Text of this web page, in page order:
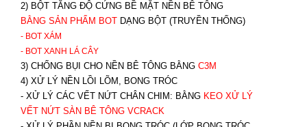
2) BỘT TĂNG ĐỘ CỨNG BỀ MẶT NỀN BÊ TÔNG
BẰNG SẢN PHẨM BOTDẠNG BỘT (TRUYỀN THỐNG)
- BOT XÁM
- BOT XANH LÁ CÂY
3) CHỐNG BỤI CHO NỀN BÊ TÔNG BẰNG C3M
4) XỬ LÝ NỀN LỒI LÕM, BONG TRÓC
- XỬ LÝ CÁC VẾT NỨT CHÂN CHIM: BẰNG KEO XỬ LÝ
VẾT NỨT SÀN BÊ TÔNG VCRACK